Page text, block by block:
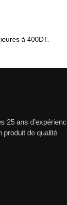
à 400DT.
25 ans
produit de qualité